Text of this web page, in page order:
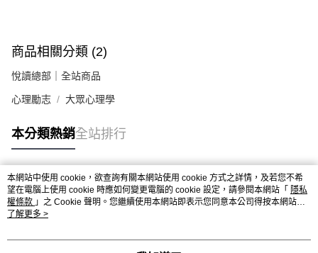
商品相關分類 (2)
悅讀總部｜全站商品
心理勵志 大眾心理學
本分類熱銷全站排行
熱門標籤
本網站中使用 cookie，欲查詢有關本網站使用 cookie 方式之詳情，及若您不希
望在電腦上使用 cookie 時應如何變更電腦的 cookie 設定，請參閱本網站「 隱私
權條款 」之 Cookie 聲明。您繼續使用本網站即表示您同意本公司得按本網站使
用條款之 Cookie 聲明使用 cookie。
了解更多 >